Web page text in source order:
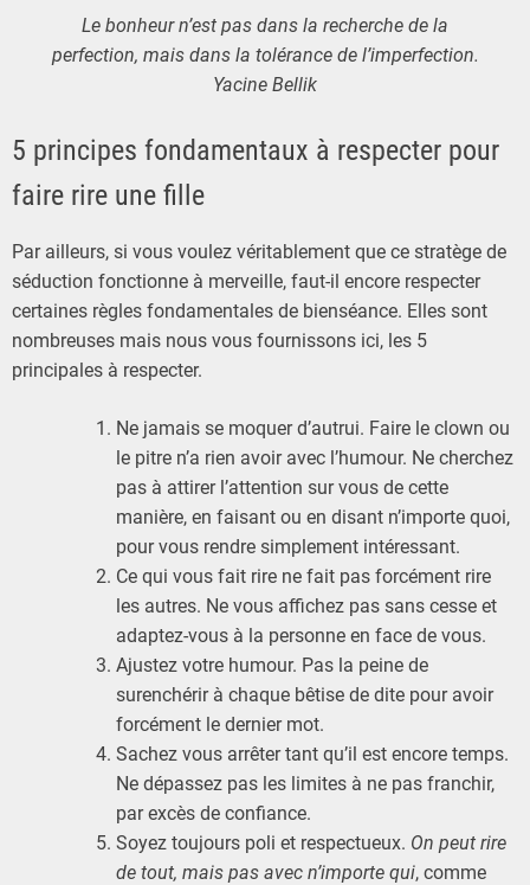
Le bonheur n’est pas dans la recherche de la
perfection, mais dans la tolérance de l’imperfection.
Yacine Bellik
5 principes fondamentaux à respecter pour
faire rire une fille
Par ailleurs, si vous voulez véritablement que ce stratège de
séduction fonctionne à merveille, faut-il encore respecter
certaines règles fondamentales de bienséance. Elles sont
nombreuses mais nous vous fournissons ici, les 5
principales à respecter.
Ne jamais se moquer d’autrui. Faire le clown ou
le pitre n’a rien avoir avec l’humour. Ne cherchez
pas à attirer l’attention sur vous de cette
manière, en faisant ou en disant n’importe quoi,
pour vous rendre simplement intéressant.
Ce qui vous fait rire ne fait pas forcément rire
les autres. Ne vous affichez pas sans cesse et
adaptez-vous à la personne en face de vous.
Ajustez votre humour. Pas la peine de
surenchérir à chaque bêtise de dite pour avoir
forcément le dernier mot.
Sachez vous arrêter tant qu’il est encore temps.
Ne dépassez pas les limites à ne pas franchir,
par excès de confiance.
Soyez toujours poli et respectueux. On peut rire
de tout, mais pas avec n’importe qui, comme